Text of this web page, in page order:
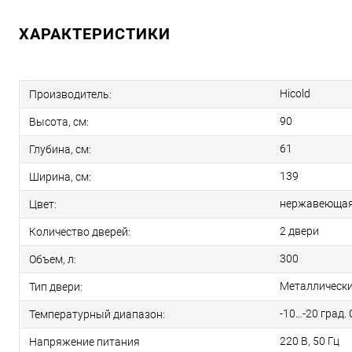
ХАРАКТЕРИСТИКИ
Производитель: Hicold
Высота, см: 90
Глубина, см: 61
Ширина, см: 139
Цвет:
Количество дверей: 2 двери
Объем, л: 300
Тип двери:
Температурный диапазон: -10…-20 град.
Напряжение питания 220 В, 50 Гц